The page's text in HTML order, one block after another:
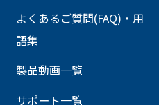
よくあるご質問(FAQ)・用
語集
製品動画一覧
サポート一覧